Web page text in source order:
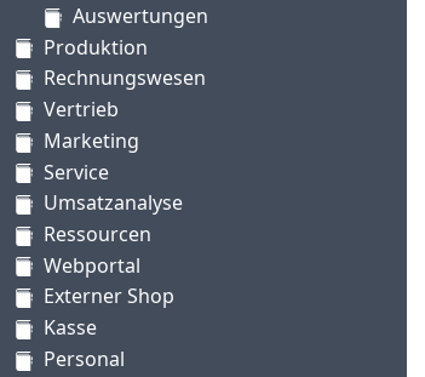
Auswertungen
Produktion
Rechnungswesen
Vertrieb
Marketing
Service
Umsatzanalyse
Ressourcen
Webportal
Externer Shop
Kasse
Personal